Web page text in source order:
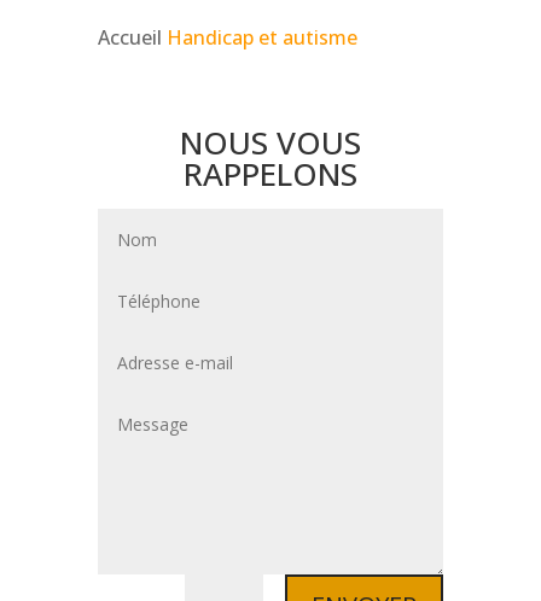
Accueil Handicap et autisme
NOUS VOUS
RAPPELONS